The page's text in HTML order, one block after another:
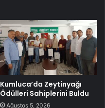
Kumluca’da Zeytinyağı
Ödülleri Sahiplerini Buldu
Ağustos 5, 2026